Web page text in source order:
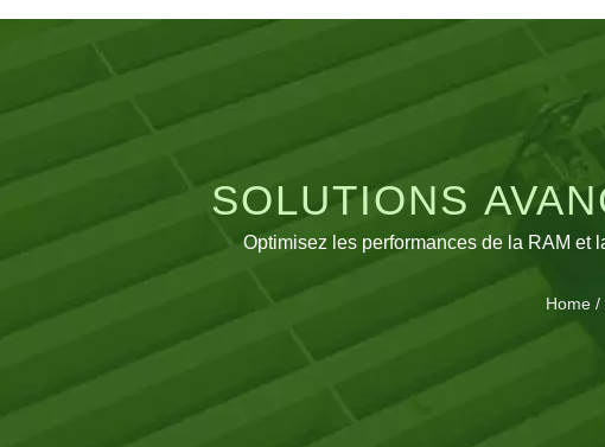
SOLUTIONS
Optimisez les performances de la RAM et
Home /